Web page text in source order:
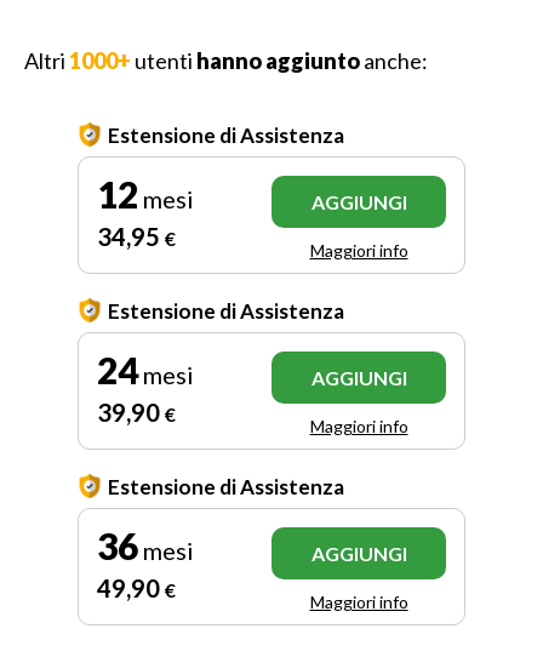
Altri 1000+ utenti hanno aggiuntoanche:
Estensione di Assistenza
12 mesi
34,95 €
AGGIUNGI
Maggiori info
Estensione di Assistenza
24mesi
39,90 €
AGGIUNGI
Maggiori info
Estensione di Assistenza
36 mesi
49,90 €
AGGIUNGI
Maggiori info